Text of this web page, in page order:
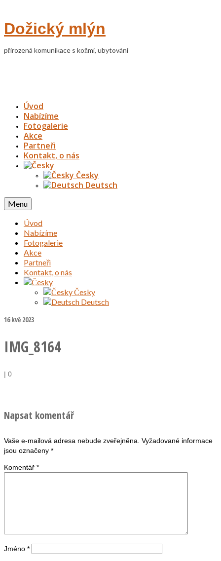
Dožický mlýn
přirozená komunikace s koňmi, ubytování
Úvod
Nabízíme
Fotogalerie
Akce
Partneři
Kontakt, o nás
Česky
Deutsch
Menu
Úvod
Nabízíme
Fotogalerie
Akce
Partneři
Kontakt, o nás
Česky
Deutsch
16kvě 2023
IMG_8164
| 0
Napsat komentář
Vaše e-mailová adresa nebude zveřejněna. Vyžadované informace
jsou označeny *
Komentář *
Jméno *